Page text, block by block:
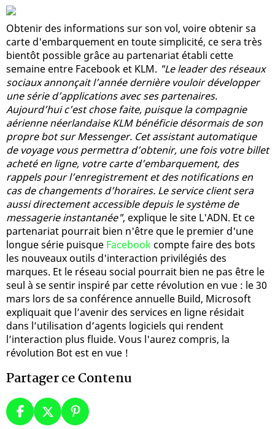
Obtenir des informations sur son vol, voire obtenir sa
carte d'embarquement en toute simplicité, ce sera très
bientôt possible grâce au partenariat établi cette
semaine entre Facebook et KLM. "Le leader des réseaux
sociaux annonçait l’année dernière vouloir développer
une série d’applications avec ses partenaires.
Aujourd’hui c’est chose faite, puisque la compagnie
aérienne néerlandaise KLM bénéficie désormais de son
propre bot sur Messenger. Cet assistant automatique
de voyage vous permettra d’obtenir, une fois votre billet
acheté en ligne, votre carte d’embarquement, des
rappels pour l’enregistrement et des notifications en
cas de changements d’horaires. Le service client sera
aussi directement accessible depuis le système de
messagerie instantanée", explique le site L'ADN. Et ce
partenariat pourrait bien n'être que le premier d'une
longue série puisque Facebookcompte faire des bots
les nouveaux outils d'interaction privilégiés des
marques. Et le réseau social pourrait bien ne pas être le
seul à se sentir inspiré par cette révolution en vue : le 30
mars lors de sa conférence annuelle Build, Microsoft
expliquait que l’avenir des services en ligne résidait
dans l’utilisation d’agents logiciels qui rendent
l’interaction plus fluide. Vous l'aurez compris, la
révolution Bot est en vue !
Partager ce Contenu